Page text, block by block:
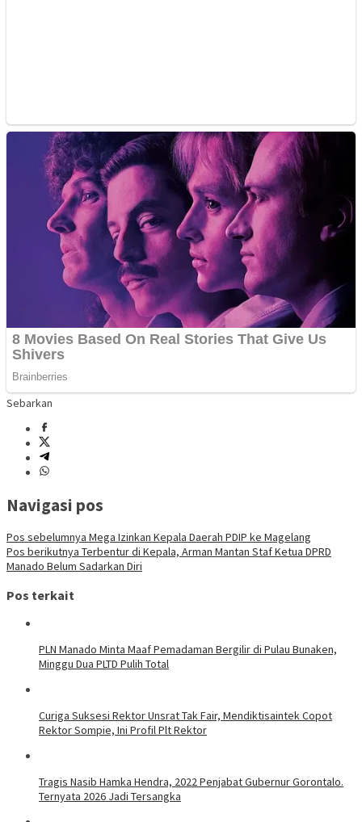
Sebarkan
Navigasi pos
Pos sebelumnya Mega Izinkan Kepala Daerah PDIP ke Magelang
Pos berikutnya Terbentur di Kepala, Arman Mantan Staf Ketua DPRD
Manado Belum Sadarkan Diri
Pos terkait
PLN Manado Minta Maaf Pemadaman Bergilir di Pulau Bunaken,
Minggu Dua PLTD Pulih Total
Curiga Suksesi Rektor Unsrat Tak Fair, Mendiktisaintek Copot
Rektor Sompie, Ini Profil Plt Rektor
Tragis Nasib Hamka Hendra, 2022 Penjabat Gubernur Gorontalo.
Ternyata 2026 Jadi Tersangka